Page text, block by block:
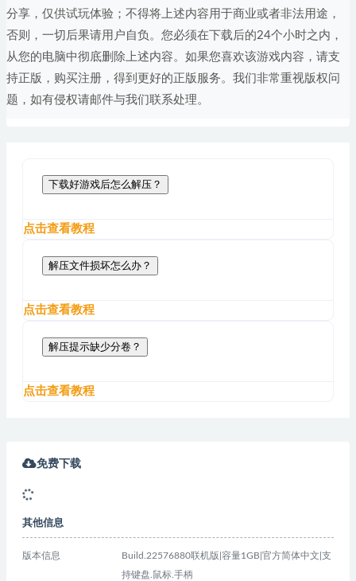
分享，仅供试玩体验；不得将上述内容用于商业或者非法用途，
否则，一切后果请用户自负。您必须在下载后的24个小时之内，
从您的电脑中彻底删除上述内容。如果您喜欢该游戏内容，请支
持正版，购买注册，得到更好的正版服务。我们非常重视版权问
题，如有侵权请邮件与我们联系处理。
下载好游戏后怎么解压？
点击查看教程
解压文件损坏怎么办？
点击查看教程
解压提示缺少分卷？
点击查看教程
免费下载
其他信息
版本信息
Build.22576880联机版|容量1GB|官方简体中文|支
持键盘.鼠标.手柄